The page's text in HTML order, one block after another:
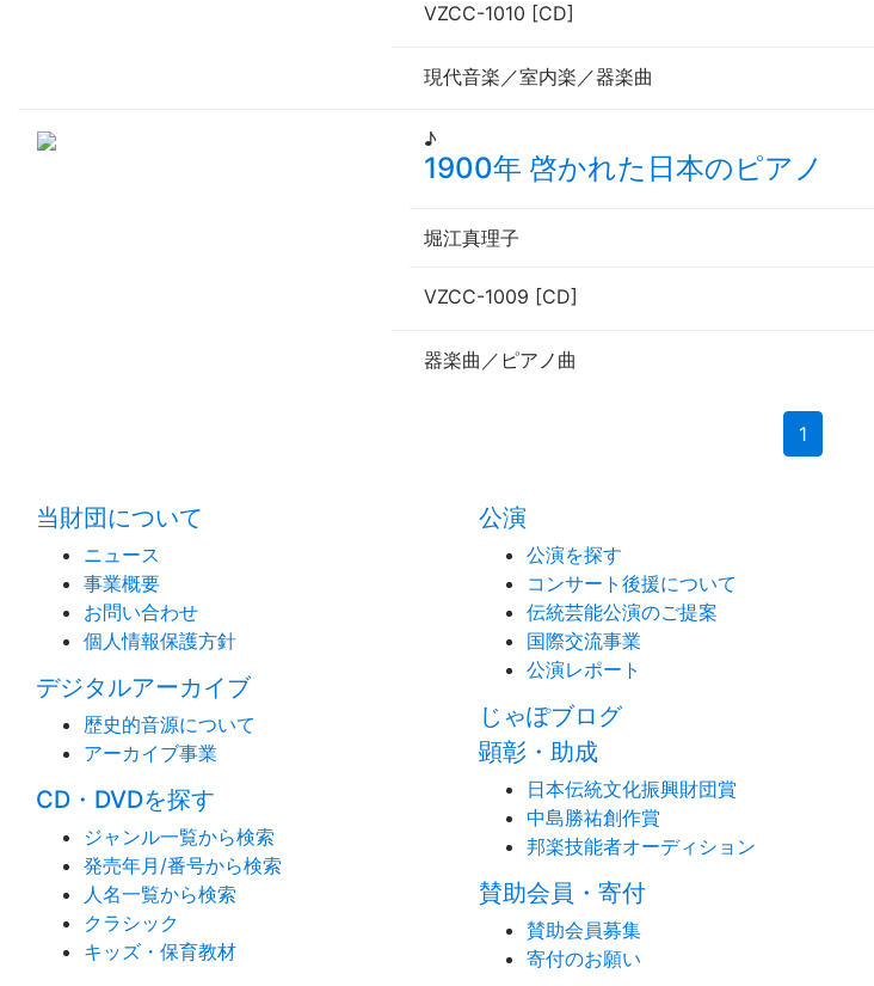
VZCC-1010 [CD]
現代音楽／室内楽／器楽曲
♪
1900年 啓かれた日本のピアノ
堀江真理子
VZCC-1009 [CD]
器楽曲／ピアノ曲
1(current)
当財団について
ニュース
事業概要
お問い合わせ
個人情報保護方針
デジタルアーカイブ
歴史的音源について
アーカイブ事業
CD・DVDを探す
ジャンル一覧から検索
発売年月/番号から検索
人名一覧から検索
クラシック
キッズ・保育教材
公演
公演を探す
コンサート後援について
伝統芸能公演のご提案
国際交流事業
公演レポート
じゃぽブログ
顕彰・助成
日本伝統文化振興財団賞
中島勝祐創作賞
邦楽技能者オーディション
賛助会員・寄付
賛助会員募集
寄付のお願い